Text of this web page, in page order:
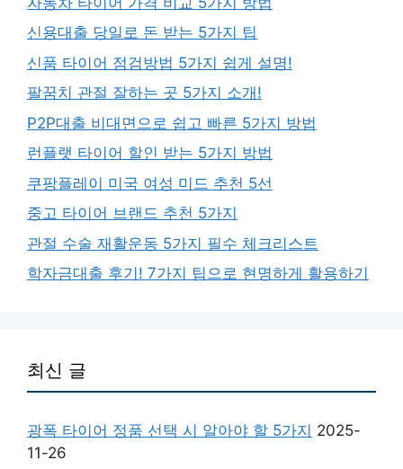
신용대출 당일로 돈 받는 5가지 팁
신품 타이어 점검방법 5가지 쉽게 설명!
팔꿈치 관절 잘하는 곳 5가지 소개!
P2P대출 비대면으로 쉽고 빠른 5가지 방법
런플랫 타이어 할인 받는 5가지 방법
쿠팡플레이 미국 여성 미드 추천 5선
중고 타이어 브랜드 추천 5가지
관절 수술 재활운동 5가지 필수 체크리스트
학자금대출 후기! 7가지 팁으로 현명하게 활용하기
최신 글
광폭 타이어 정품 선택 시 알아야 할 5가지 2025-
11-26